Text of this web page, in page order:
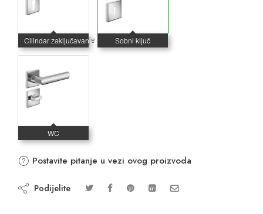
Postavite pitanje u vezi ovog proizvoda
Podijelite